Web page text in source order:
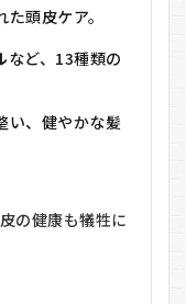
頭皮ケア。
など、13種類の
い、健やかな髪
の健康も犠牲に